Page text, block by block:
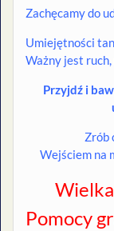
Zachęcamy do
Umiejętności
Ważny jest
Przyjdź i
Zrób
Wejściem na
Pomocy